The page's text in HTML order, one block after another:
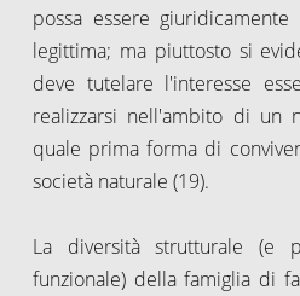
possa essere
legittima; ma piuttosto si
deve tutelare l'interesse
realizzarsi nell'ambito di un
quale prima forma di
società naturale (19).
La diversità strutturale (e
funzionale) della famiglia di